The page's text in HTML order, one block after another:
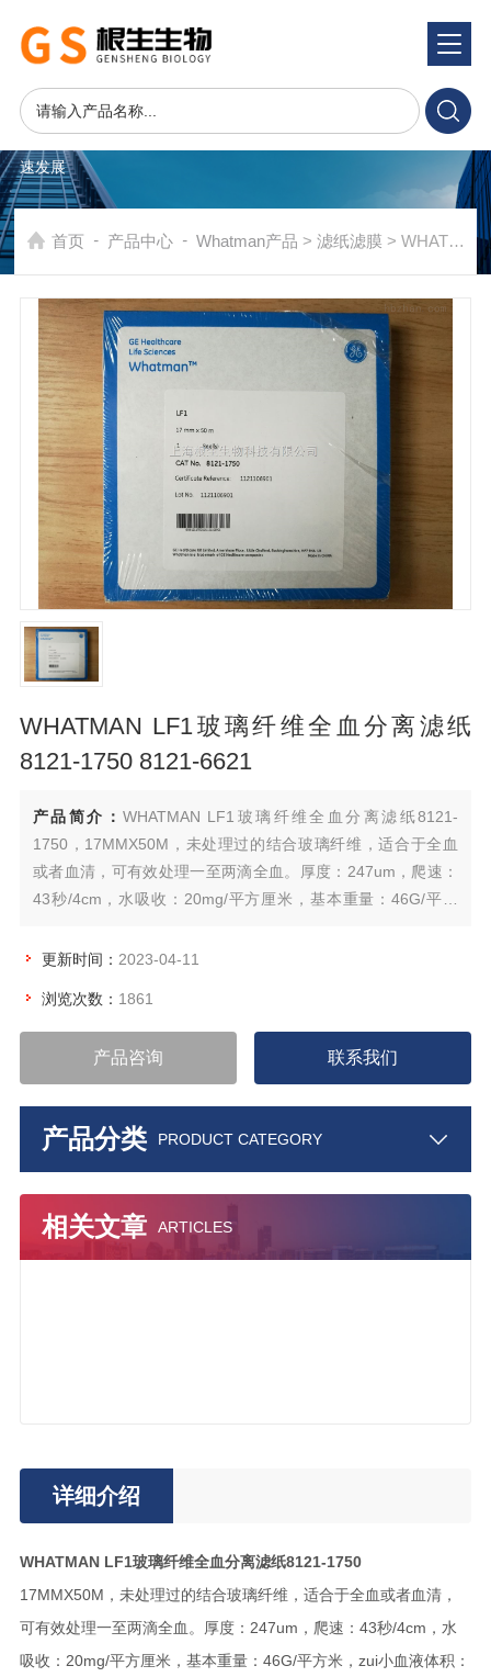
产品系统 PRODUCTS SYSTEM
速发展
首页 - 产品中心 - Whatman产品 >滤纸滤膜 > WHATMAN LF1玻璃纤维全血分离滤纸8121-1750 8121-6621
WHATMAN LF1玻璃纤维全血分离滤纸
8121-1750 8121-6621
产品简介： WHATMAN LF1玻璃纤维全血分离滤纸8121-
1750，17MMX50M，未处理过的结合玻璃纤维，适合于全血
或者血清，可有效处理一至两滴全血。厚度：247um，爬速：
43秒/4cm，水吸收：20mg/平方厘米，基本重量：46G/平方
体积的分离面积）。
更新时间： 2023-04-11
浏览次数： 1861
产品咨询 联系我们
产品分类 PRODUCT CATEGORY
相关文章 ARTICLES
详细介绍
WHATMAN LF1玻璃纤维全血分离滤纸8121-1750
17MMX50M，未处理过的结合玻璃纤维，适合于全血或者血清，
可有效处理一至两滴全血。厚度：247um，爬速：43秒/4cm，水
吸收：20mg/平方厘米，基本重量：46G/平方米，zui小血液体积：